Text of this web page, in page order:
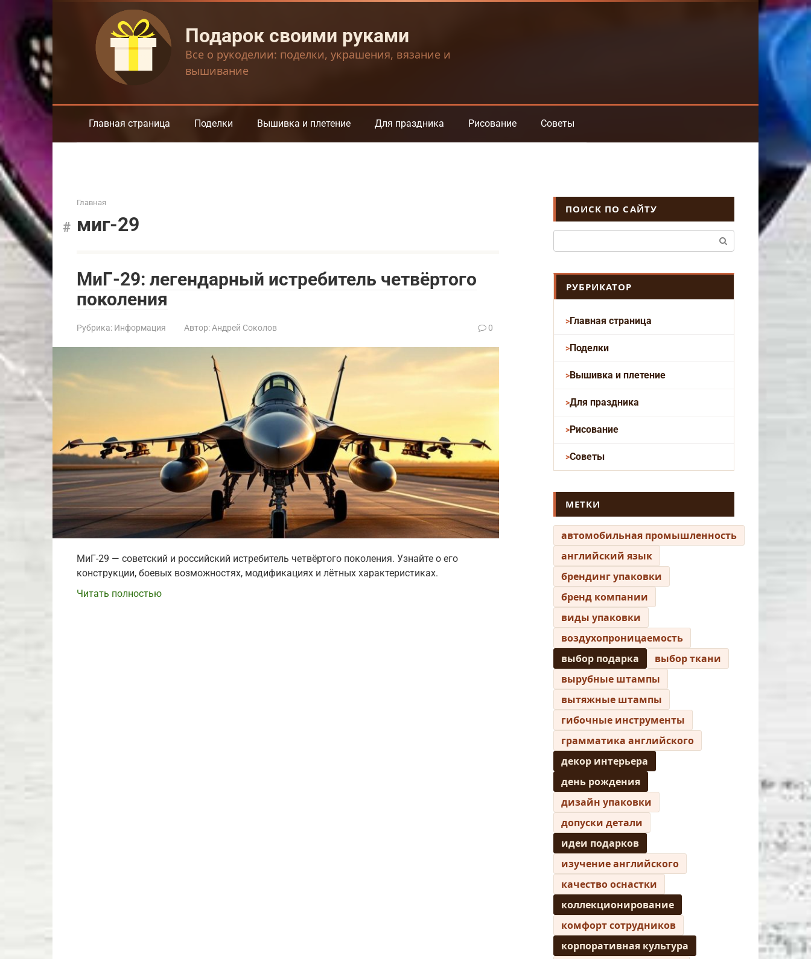
контенту
Подарок своими руками
Все о рукоделии: поделки, украшения, вязание и
вышивание
Главная страница Поделки Вышивка и плетение Для праздника Рисование Советы
Главная
миг-29
МиГ-29: легендарный истребитель четвёртого
поколения
Рубрика: Информация Автор: Андрей Соколов 0
МиГ-29 — советский и российский истребитель четвёртого поколения. Узнайте о его
конструкции, боевых возможностях, модификациях и лётных характеристиках.
Читать полностью
ПОИСК ПО САЙТУ
РУБРИКАТОР
Главная страница
Поделки
Вышивка и плетение
Для праздника
Рисование
Советы
МЕТКИ
автомобильная промышленность
английский язык
брендинг упаковки
бренд компании
виды упаковки
воздухопроницаемость
выбор подарка
выбор ткани
вырубные штампы
вытяжные штампы
гибочные инструменты
грамматика английского
декор интерьера
день рождения
дизайн упаковки
допуски детали
идеи подарков
изучение английского
качество оснастки
коллекционирование
комфорт сотрудников
корпоративная культура